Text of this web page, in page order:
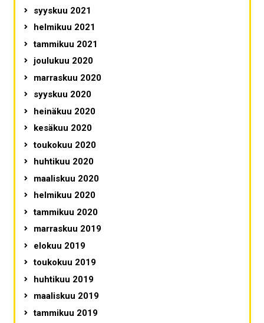
syyskuu 2021
helmikuu 2021
tammikuu 2021
joulukuu 2020
marraskuu 2020
syyskuu 2020
heinäkuu 2020
kesäkuu 2020
toukokuu 2020
huhtikuu 2020
maaliskuu 2020
helmikuu 2020
tammikuu 2020
marraskuu 2019
elokuu 2019
toukokuu 2019
huhtikuu 2019
maaliskuu 2019
tammikuu 2019